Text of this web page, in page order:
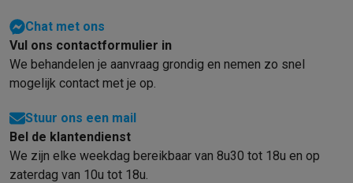
Chat met ons
Vul ons contactformulier in
We behandelen je aanvraag grondig en nemen zo snel
mogelijk contact met je op.
Stuur ons een mail
Bel de klantendienst
We zijn elke weekdag bereikbaar van 8u30 tot 18u en op
zaterdag van 10u tot 18u.